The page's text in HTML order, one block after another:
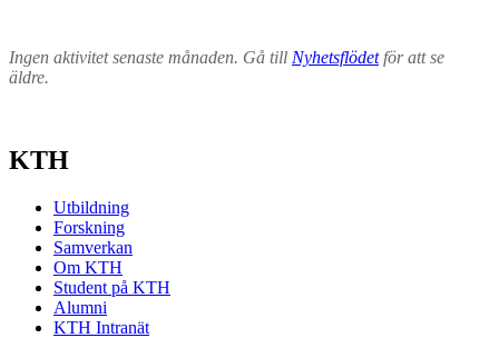
Ingen aktivitet senaste månaden. Gå till Nyhetsflödetför att se
äldre.
KTH
Utbildning
Forskning
Samverkan
Om KTH
Student på KTH
Alumni
KTH Intranät